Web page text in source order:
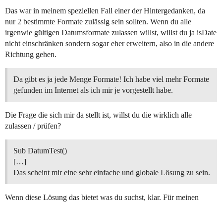
Das war in meinem speziellen Fall einer der Hintergedanken, da
nur 2 bestimmte Formate zulässig sein sollten. Wenn du alle
irgenwie gültigen Datumsformate zulassen willst, willst du ja isDate
nicht einschränken sondern sogar eher erweitern, also in die andere
Richtung gehen.
Da gibt es ja jede Menge Formate! Ich habe viel mehr Formate
gefunden im Internet als ich mir je vorgestellt habe.
Die Frage die sich mir da stellt ist, willst du die wirklich alle
zulassen / prüfen?
Sub DatumTest()
[…]
Das scheint mir eine sehr einfache und globale Lösung zu sein.
Wenn diese Lösung das bietet was du suchst, klar. Für meinen